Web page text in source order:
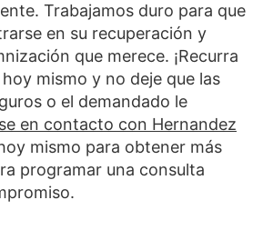
Trabajamos duro para que
en su recuperación y
que merece. ¡Recurra
mismo y no deje que las
o el demandado le
en contacto con Hernandez
mismo para obtener más
programar una consulta